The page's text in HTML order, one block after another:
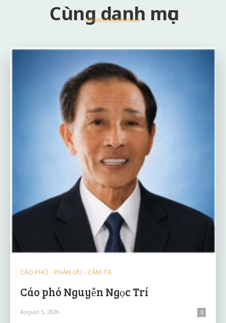
Cùng danh mục
CÁO PHÓ - PHÂN ƯU - CẢM TẠ
Cáo phó Nguyễn Ngọc Trí
August 5, 2026 0